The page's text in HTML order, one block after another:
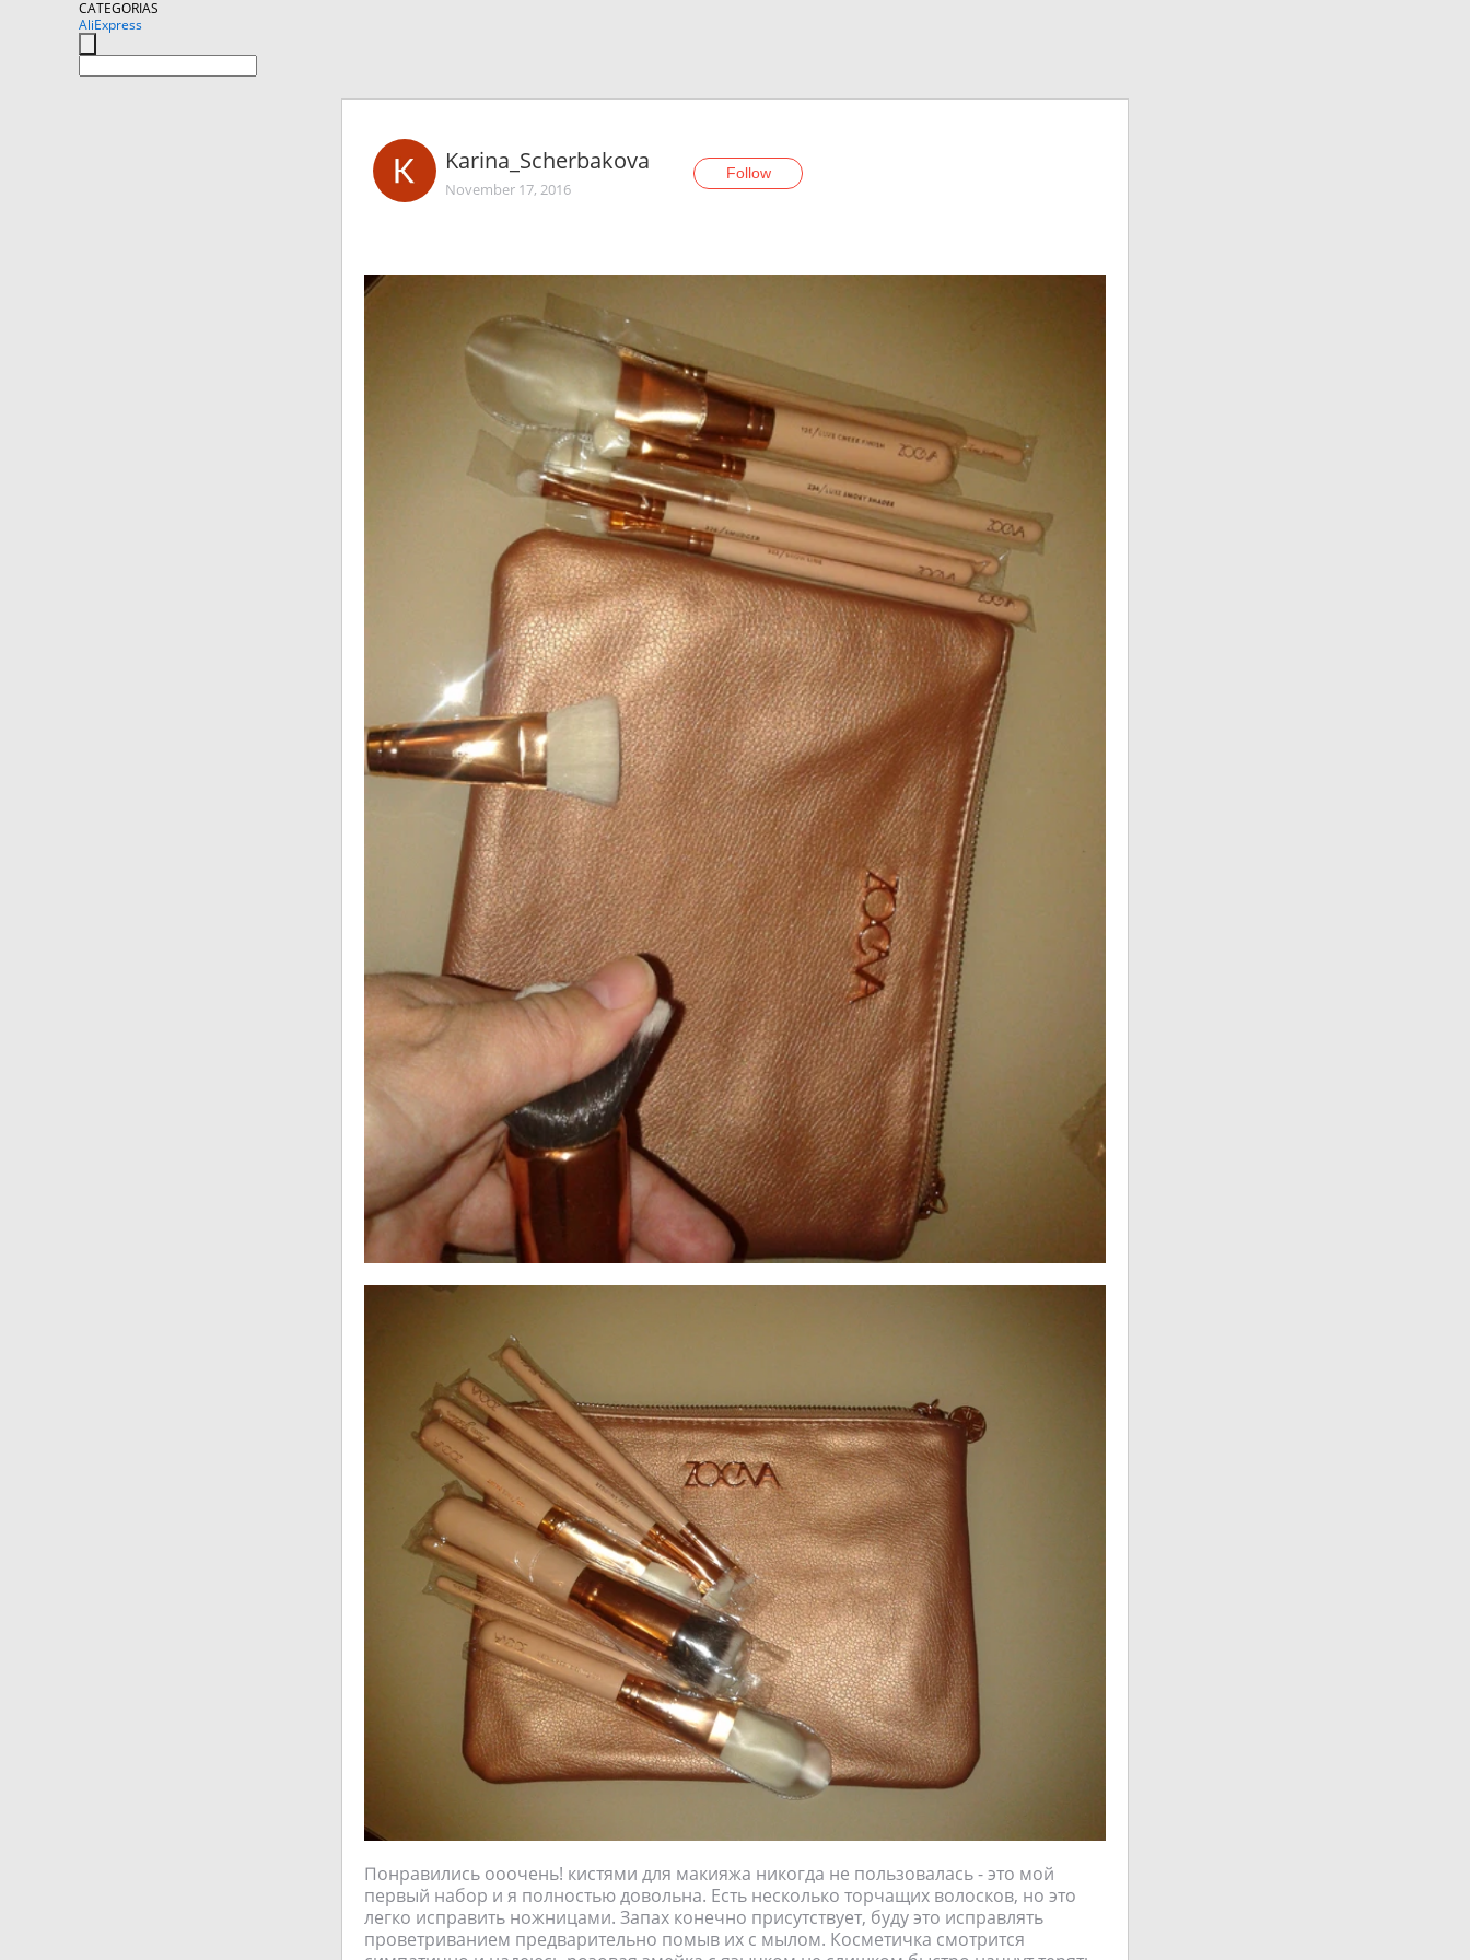
CATEGORIAS
AliExpress
Karina_Scherbakova
November 17, 2016
Follow
Понравились ооочень! кистями для макияжа никогда не пользовалась - это мой
первый набор и я полностью довольна. Есть несколько торчащих волосков, но это
легко исправить ножницами. Запах конечно присутствует, буду это исправлять
проветриванием предварительно помыв их с мылом. Косметичка смотрится